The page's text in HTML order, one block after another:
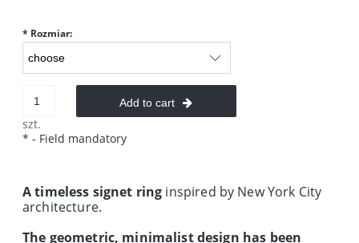
* Rozmiar:
szt.
Add to cart
* - Field mandatory
A timeless signet ring inspired by New York City
architecture.
The geometric, minimalist design has been